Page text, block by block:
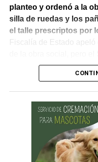
planteo y ordenó a la
silla de ruedas y los
el talle prescriptos por
Fiscalía de Estado apeló
confirmó el fallo.
vinculada con «los
contrataciones públicas
médica», y no con un
señaló que la silla de
que las prestaciones